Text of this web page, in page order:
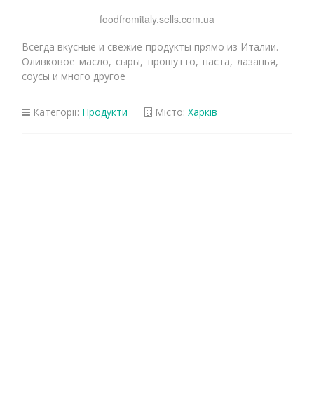
foodfromitaly.sells.com.ua
Всегда вкусные и свежие продукты прямо из Италии.
Оливковое масло, сыры, прошутто, паста, лазанья,
соусы и много другое
Категорії: Продукти Місто: Харків